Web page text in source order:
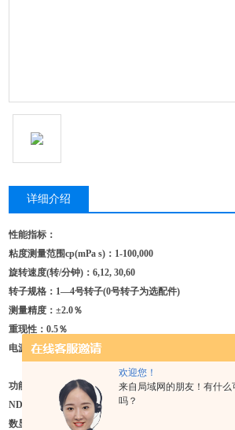
欢迎您！
来自局域网的朋友！有什么
吗？
详细介绍
性能指标：
粘度测量范围cp(mPa s)：1-100,000
旋转速度(转/分钟)：6,12, 30,60
转子规格：1—4号转子(0号转子为选配件)
测量精度：±2.0％
重现性：0.5％
电源：电源适配器为标准配置(输入220V±10％
功能特性：
NDJ/SNB系列数字式(LCD)粘度计(VISCOMETER)
数显粘度计。转速平稳、精确，按键标示明确，程序